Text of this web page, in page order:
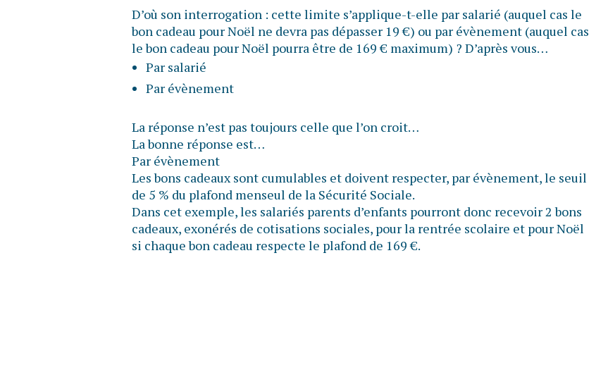
D’où son interrogation : cette limite s’applique-t-elle par salarié (auquel cas le
bon cadeau pour Noël ne devra pas dépasser 19 €) ou par évènement (auquel cas
le bon cadeau pour Noël pourra être de 169 € maximum) ? D’après vous…
Par salarié
Par évènement
La réponse n’est pas toujours celle que l’on croit…
La bonne réponse est…
Par évènement
Les bons cadeaux sont cumulables et doivent respecter, par évènement, le seuil
de 5 % du plafond menseul de la Sécurité Sociale.
Dans cet exemple, les salariés parents d’enfants pourront donc recevoir 2 bons
cadeaux, exonérés de cotisations sociales, pour la rentrée scolaire et pour Noël
si chaque bon cadeau respecte le plafond de 169 €.